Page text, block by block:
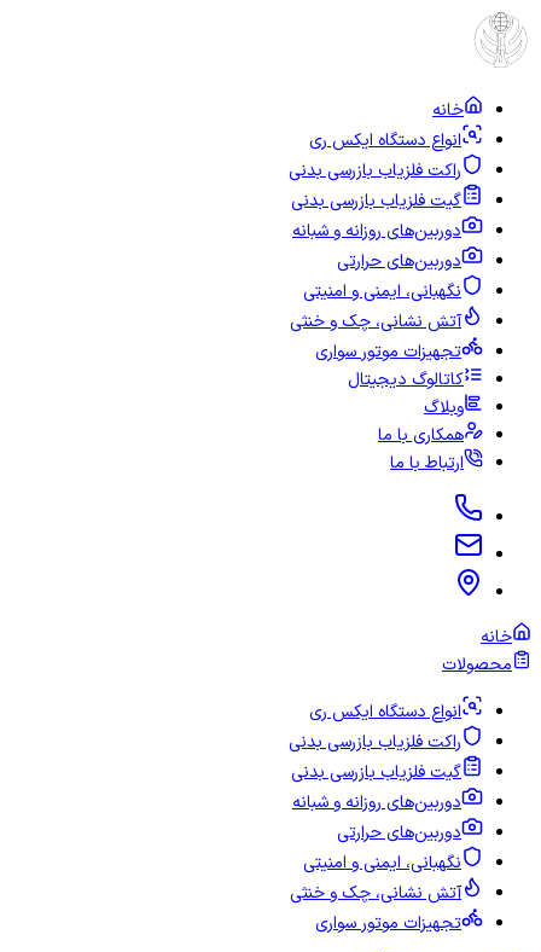
خانه
انواع دستگاه ایکس ری
راکت فلزیاب بازرسی بدنی
گیت فلزیاب بازرسی بدنی
دوربین‌های روزانه و شبانه
دوربین‌های حرارتی
نگهبانی، ایمنی و امنیتی
آتش نشانی، چک و خنثی
تجهیزات موتور سواری
کاتالوگ دیجیتال
وبلاگ
همکاری با ما
ارتباط با ما
خانه
محصولات
انواع دستگاه ایکس ری
راکت فلزیاب بازرسی بدنی
گیت فلزیاب بازرسی بدنی
دوربین‌های روزانه و شبانه
دوربین‌های حرارتی
نگهبانی، ایمنی و امنیتی
آتش نشانی، چک و خنثی
تجهیزات موتور سواری